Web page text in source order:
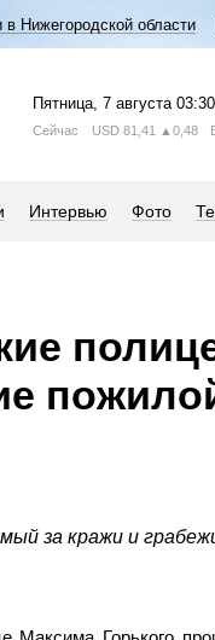
в Нижегородской области
Пятница, 7 августа 03:30
Сейчас USD 81,41 ▲0,48
Интервью Фото
за кражи и